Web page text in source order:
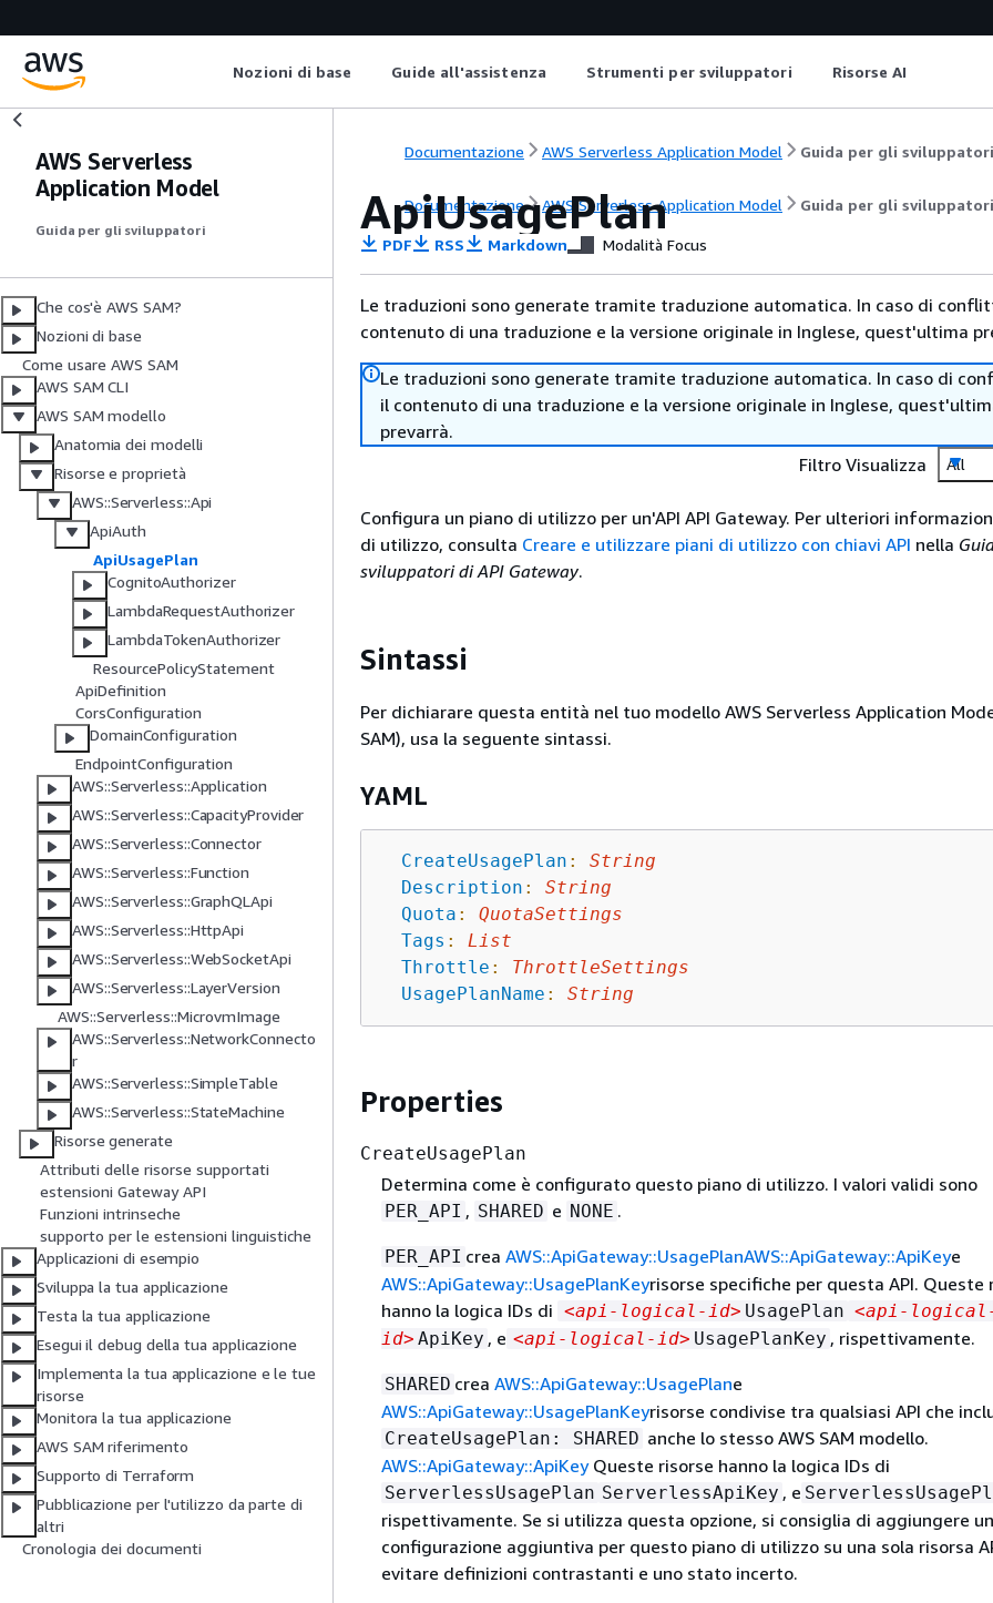
Nozioni di base Guide all'assistenza Strumenti per sviluppatori Risorse AI
AWS Serverless
Application Model
Guida per gli sviluppatori
Che cos'è AWS SAM?
Nozioni di base
Come usare AWS SAM
AWS SAM CLI
AWS SAM modello
Anatomia dei modelli
Risorse e proprietà
AWS::Serverless::Api
ApiAuth
ApiUsagePlan
CognitoAuthorizer
LambdaRequestAuthorizer
LambdaTokenAuthorizer
ResourcePolicyStatement
ApiDefinition
CorsConfiguration
DomainConfiguration
EndpointConfiguration
AWS::Serverless::Application
AWS::Serverless::CapacityProvider
AWS::Serverless::Connector
AWS::Serverless::Function
AWS::Serverless::GraphQLApi
AWS::Serverless::HttpApi
AWS::Serverless::WebSocketApi
AWS::Serverless::LayerVersion
AWS::Serverless::MicrovmImage
AWS::Serverless::NetworkConnecto
r
AWS::Serverless::SimpleTable
AWS::Serverless::StateMachine
Risorse generate
Attributi delle risorse supportati
estensioni Gateway API
Funzioni intrinseche
supporto per le estensioni linguistiche
Applicazioni di esempio
Sviluppa la tua applicazione
Testa la tua applicazione
Esegui il debug della tua applicazione
Implementa la tua applicazione e le tue
risorse
Monitora la tua applicazione
AWS SAM riferimento
Supporto di Terraform
Pubblicazione per l'utilizzo da parte di
altri
Cronologia dei documenti
Documentazione AWS Serverless Application Model Guida per gli sviluppatori
Documentazione AWS Serverless Application Model Guida per gli sviluppatori
ApiUsagePlan
PDF RSS Markdown Modalità Focus
Le traduzioni sono generate tramite traduzione automatica. In caso di
contenuto di una traduzione e la versione originale in Inglese, quest'ultima
Le traduzioni sono generate tramite traduzione automatica. In caso di
il contenuto di una traduzione e la versione originale in Inglese,
prevarrà.
Filtro Visualizza
All
Configura un piano di utilizzo per un'API API Gateway. Per ulteriori
di utilizzo, consulta Creare e utilizzare piani di utilizzo con chiavi API nella
sviluppatori di API Gateway.
Sintassi
Per dichiarare questa entità nel tuo modello AWS Serverless Application
SAM), usa la seguente sintassi.
YAML
CreateUsagePlan :
String
Description :
String
Quota :
QuotaSettings
Tags :
List
Throttle :
ThrottleSettings
UsagePlanName : String
Properties
CreateUsagePlan
Determina come è configurato questo piano di utilizzo. I valori validi sono
PER_API , SHARED e NONE .
PER_API crea AWS::ApiGateway::UsagePlanAWS::ApiGateway::ApiKeye
AWS::ApiGateway::UsagePlanKeyrisorse specifiche per questa API. Queste
hanno la logica IDs di <api-logical-id> UsagePlan <api-
id> ApiKey , e <api-logical-id> UsagePlanKey , rispettivamente.
SHARED crea AWS::ApiGateway::UsagePlane
AWS::ApiGateway::UsagePlanKeyrisorse condivise tra qualsiasi API che
CreateUsagePlan: SHARED anche lo stesso AWS SAM modello.
AWS::ApiGateway::ApiKeyQueste risorse hanno la logica IDs di
ServerlessUsagePlan ServerlessApiKey , e
rispettivamente. Se si utilizza questa opzione, si consiglia di aggiungere
configurazione aggiuntiva per questo piano di utilizzo su una sola risorsa
evitare definizioni contrastanti e uno stato incerto.